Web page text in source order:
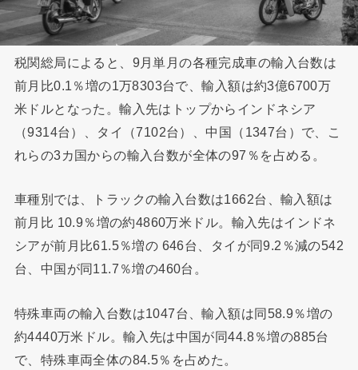
税関総局によると、9月単月の各種完成車の輸入台数は
前月比0.1％増の1万8303台で、輸入額は約3億6700万
米ドルとなった。輸入先はトップからインドネシア
（9314台）、タイ（7102台）、中国（1347台）で、こ
れらの3カ国からの輸入台数が全体の97％を占める。
車種別では、トラックの輸入台数は1662台、輸入額は
前月比 10.9％増の約4860万米ドル。輸入先はインドネ
シアが前月比61.5％増の 646台、タイが同9.2％減の542
台、中国が同11.7％増の460台。
特殊車両の輸入台数は1047台、輸入額は同58.9％増の
約4440万米ドル。輸入先は中国が同44.8％増の885台
で、特殊車両全体の84.5％を占めた。